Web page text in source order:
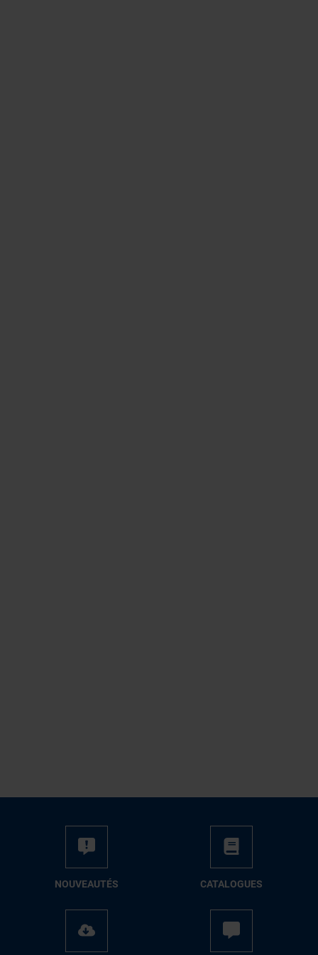
NOUVEAUTÉS CATALOGUES